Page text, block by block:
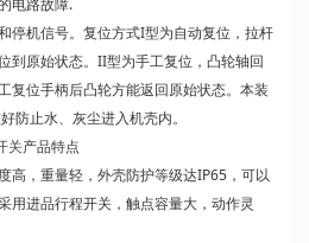
电路故障.
停机信号。复位方式I型为自动复位，拉杆
到原始状态。II型为手工复位，凸轮轴回
复位手柄后凸轮方能返回原始状态。本装
防止水、灰尘进入机壳内。
关产品特点
高，重量轻，外壳防护等级达IP65，可以
用进品行程开关，触点容量大，动作灵